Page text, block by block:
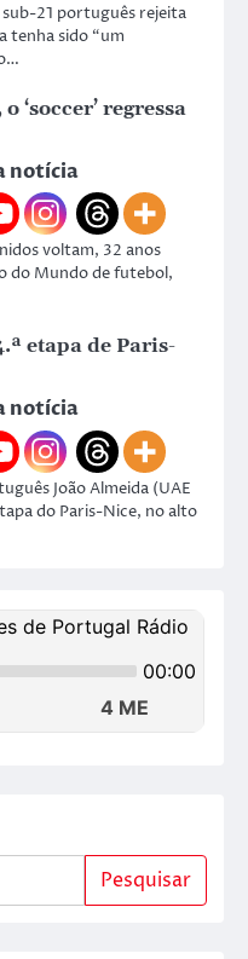
21 português rejeita
tenha sido “um
‘soccer’ regressa
notícia
voltam, 32 anos
do Mundo de futebol,
etapa de Paris-
notícia
João Almeida (UAE
do Paris-Nice, no alto
Pesquisar